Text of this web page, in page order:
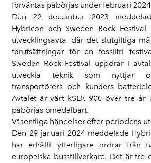
förväntas påbörjas under februari
Den 22 december 2023
Hybricon och Sweden Rock
utvecklingsavtal där det slutgiltiga
förutsättningar för en fossilfri
Sweden Rock Festival uppdrar i
utveckla teknik som nyttjar
transportörers och kunders
Avtalet är värt kSEK 900 över tre år
påbörjas omedelbart.
Väsentliga händelser efter periodens
Den 29 januari 2024 meddelade
har erhållit ytterligare ordrar från
europeiska busstillverkare. Det är tre